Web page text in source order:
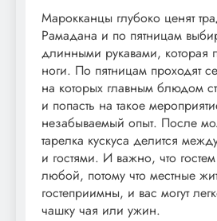
Марокканцы глубоко ценят
Рамадана и по пятницам
длинными рукавами, которая
ноги. По пятницам проходят
на которых главным блюдом
и попасть на такое
незабываемый опыт. После
тарелка кускуса делится
и гостями. И важно, что гостем
любой, потому что местные
гостеприимны, и вас могут
чашку чая или ужин.